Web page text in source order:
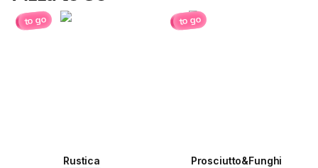
to go
Rustica
to go
Prosciutto&Funghi